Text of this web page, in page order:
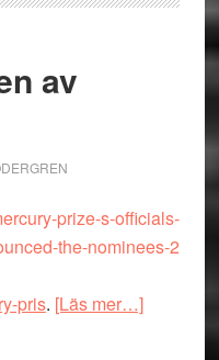
av
pris. [Läs mer…]om